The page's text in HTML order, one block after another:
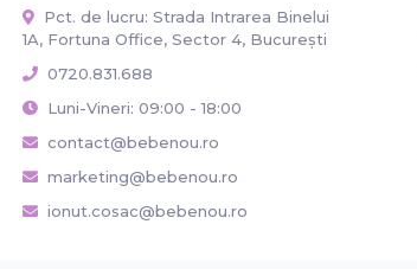
Pct. de lucru: Strada Intrarea Binelui
1A, Fortuna Office, Sector 4, București
0720.831.688
Luni-Vineri: 09:00 - 18:00
contact@bebenou.ro
marketing@bebenou.ro
ionut.cosac@bebenou.ro